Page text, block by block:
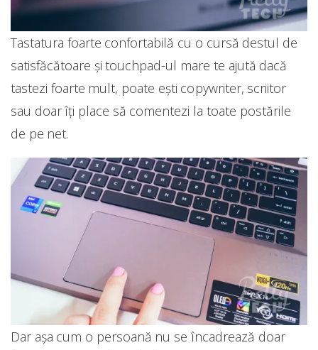
Tastatura foarte confortabilă cu o cursă destul de
satisfăcătoare și touchpad-ul mare te ajută dacă
tastezi foarte mult, poate ești copywriter, scriitor
sau doar îți place să comentezi la toate postările
de pe net.
Dar așa cum o persoană nu se încadrează doar